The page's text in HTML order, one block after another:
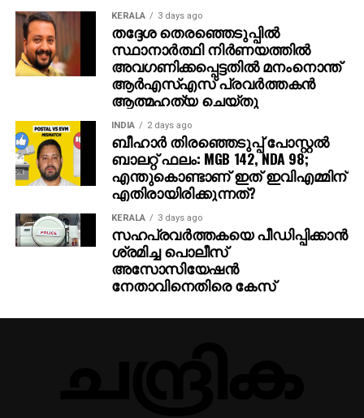
KERALA 3 days ago
തദ്ദേശ തെരഞ്ഞെടുപ്പില്‍
സ്ഥാനാര്‍ത്ഥി നിര്‍ണയത്തില്‍
അവഗണിക്കപ്പെട്ടതില്‍ മനംനൊന്ത്
ആര്‍എസ്എസ് പ്രവര്‍ത്തകന്‍
ആത്മഹത്യ ചെയ്തു
INDIA 2 days ago
ബീഹാർ തിരഞ്ഞെടുപ്പ് പോസ്റ്റൽ
ബാലറ്റ് ഫലം: MGB 142, NDA 98;
എന്തുകൊണ്ടാണ് ഇത് ഇവിഎമ്മിന്
എതിരായിരിക്കുന്നത്?
KERALA 3 days ago
സഹപ്രവര്‍ത്തകയെ പീഡിപ്പിക്കാന്‍
ശ്രമിച്ച പൊലീസ്
അസോസിയേഷന്‍
നേതാവിനെതിരെ കേസ്